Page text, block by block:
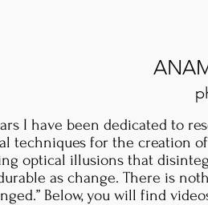
I have been dedicated to
techniques for the creation
optical illusions that
as change. There is
Below, you will find